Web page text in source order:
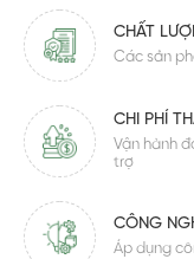
CHẤT
Các sản
CHI PHÍ
Vận hành
trợ
CÔNG
Áp dụng